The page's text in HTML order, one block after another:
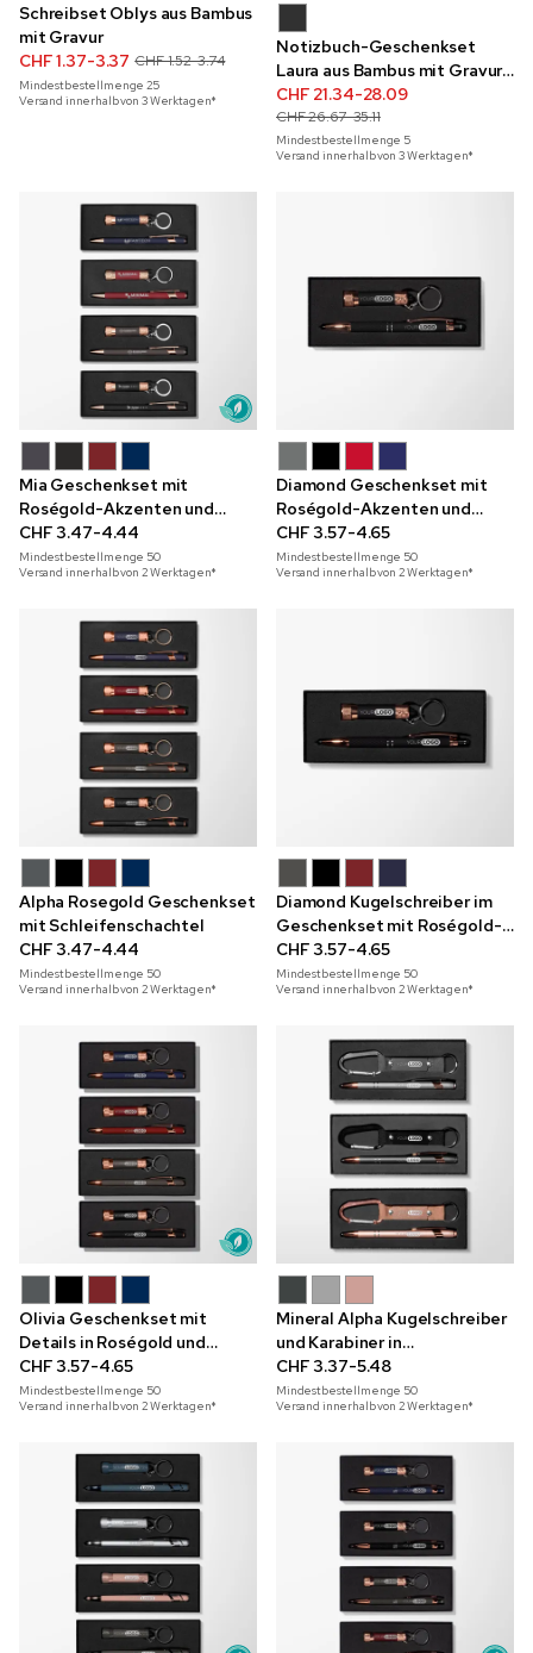
Schreibset Oblys aus Bambus
mit Gravur
CHF 1.37-3.37 CHF 1.52-3.74
Mindestbestellmenge25
Versand innerhalb von 3 Werktagen*
Notizbuch-Geschenkset
Laura aus Bambus mit Gravur,
A5
CHF 21.34-28.09
CHF 26.67-35.11
Mindestbestellmenge 5
Versand innerhalb von 3 Werktagen*
Mia Geschenkset mit
Roségold-Akzenten und
Dankeschön-Schachtel
CHF 3.47-4.44
Mindestbestellmenge 50
Versand innerhalb von 2 Werktagen*
Diamond Geschenkset mit
Roségold-Akzenten und
Dankeschön-Box
CHF 3.57-4.65
Mindestbestellmenge 50
Versand innerhalb von 2 Werktagen*
Alpha Rosegold Geschenkset
mit Schleifenschachtel
CHF 3.47-4.44
Mindestbestellmenge 50
Versand innerhalb von 2 Werktagen*
Diamond Kugelschreiber im
Geschenkset mit Roségold-
Akzenten und Fensterbox
CHF 3.57-4.65
Mindestbestellmenge 50
Versand innerhalb von 2 Werktagen*
Olivia Geschenkset mit
Details in Roségold und
Gravur
CHF 3.57-4.65
Mindestbestellmenge 50
Versand innerhalb von 2 Werktagen*
Mineral Alpha Kugelschreiber
und Karabiner in
Geschenkbox mit
Sichtfenster
CHF 3.37-5.48
Mindestbestellmenge 50
Versand innerhalb von 2 Werktagen*